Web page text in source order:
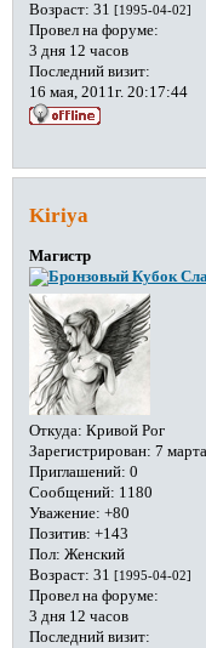
Возраст: 31 [1995-04-02]
Провел на форуме:
3 дня 12 часов
Последний визит:
16 мая, 2011г. 20:17:44
Kiriya
Магистр
Откуда: Кривой Рог
Зарегистрирован: 7
Приглашений: 0
Сообщений: 1180
Уважение: +80
Позитив: +143
Пол: Женский
Возраст: 31 [1995-04-02]
Провел на форуме:
3 дня 12 часов
Последний визит: